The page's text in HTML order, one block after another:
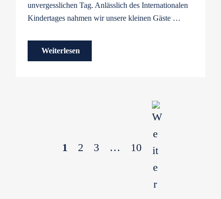
unvergesslichen Tag. Anlässlich des Internationalen
Kindertages nahmen wir unsere kleinen Gäste …
Weiterlesen
1 2 3 … 10